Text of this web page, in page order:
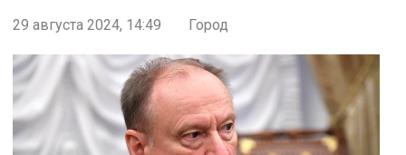
29 августа 2024, 14:49 Город